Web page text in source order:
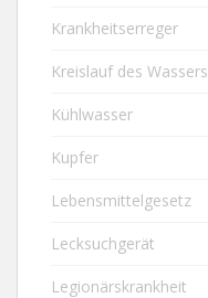
Krankheitserreger
Kreislauf des Wassers
Kühlwasser
Kupfer
Lebensmittelgesetz
Lecksuchgerät
Legionärskrankheit